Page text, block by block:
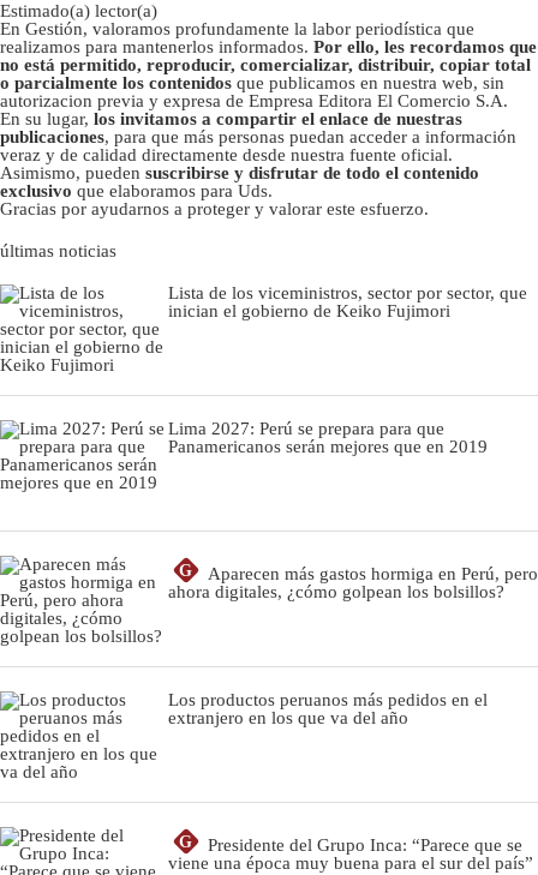
Estimado(a) lector(a)
En Gestión, valoramos profundamente la labor periodística que
realizamos para mantenerlos informados. Por ello, les recordamos que
no está permitido, reproducir, comercializar, distribuir, copiar total
o parcialmente los contenidos que publicamos en nuestra web, sin
autorizacion previa y expresa de Empresa Editora El Comercio S.A.
En su lugar, los invitamos a compartir el enlace de nuestras
publicaciones, para que más personas puedan acceder a información
veraz y de calidad directamente desde nuestra fuente oficial.
Asimismo, pueden suscribirse y disfrutar de todo el contenido
exclusivo que elaboramos para Uds.
Gracias por ayudarnos a proteger y valorar este esfuerzo.
últimas noticias
Lista de los viceministros, sector por sector, que
inician el gobierno de Keiko Fujimori
Lima 2027: Perú se prepara para que
Panamericanos serán mejores que en 2019
G
Aparecen más gastos hormiga en Perú, pero
ahora digitales, ¿cómo golpean los bolsillos?
Los productos peruanos más pedidos en el
extranjero en los que va del año
G
Presidente del Grupo Inca: “Parece que se
viene una época muy buena para el sur del país”